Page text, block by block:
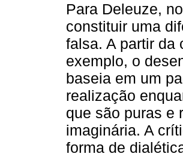
Para Deleuze,
constituir uma
falsa. A partir da
exemplo, o
baseia em um
realização
que são puras e
imaginária. A
forma de